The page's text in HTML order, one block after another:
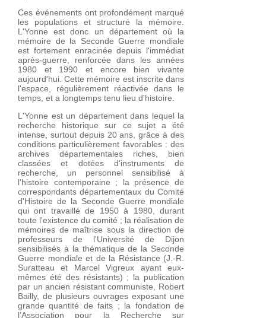
Ces événements ont profondément marqué
les populations et structuré la mémoire.
L'Yonne est donc un département où la
mémoire de la Seconde Guerre mondiale
est fortement enracinée depuis l'immédiat
après-guerre, renforcée dans les années
1980 et 1990 et encore bien vivante
aujourd'hui. Cette mémoire est inscrite dans
l'espace, régulièrement réactivée dans le
temps, et a longtemps tenu lieu d'histoire.
L'Yonne est un département dans lequel la
recherche historique sur ce sujet a été
intense, surtout depuis 20 ans, grâce à des
conditions particulièrement favorables : des
archives départementales riches, bien
classées et dotées d'instruments de
recherche, un personnel sensibilisé à
l'histoire contemporaine ; la présence de
correspondants départementaux du Comité
d'Histoire de la Seconde Guerre mondiale
qui ont travaillé de 1950 à 1980, durant
toute l'existence du comité ; la réalisation de
mémoires de maîtrise sous la direction de
professeurs de l'Université de Dijon
sensibilisés à la thématique de la Seconde
Guerre mondiale et de la Résistance (J.-R.
Suratteau et Marcel Vigreux ayant eux-
mêmes été des résistants) ; la publication
par un ancien résistant communiste, Robert
Bailly, de plusieurs ouvrages exposant une
grande quantité de faits ; la fondation de
l’Association pour la Recherche sur